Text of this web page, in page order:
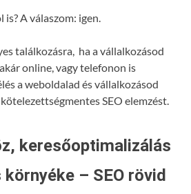
A válaszom: igen.
találkozásra, ha a vállalkozásod
online, vagy telefonon is
a weboldalad és vállalkozásod
SEO elemzést.
keresőoptimalizálás
– SEO rövid